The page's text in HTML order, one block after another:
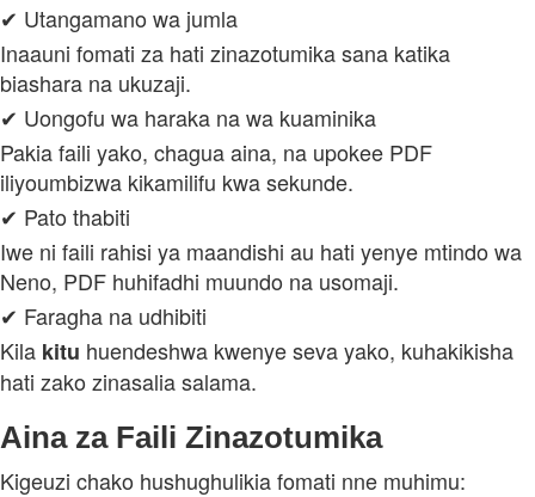
✔ Utangamano wa jumla
Inaauni fomati za hati zinazotumika sana katika
biashara na ukuzaji.
✔ Uongofu wa haraka na wa kuaminika
Pakia faili yako, chagua aina, na upokee PDF
iliyoumbizwa kikamilifu kwa sekunde.
✔ Pato thabiti
Iwe ni faili rahisi ya maandishi au hati yenye mtindo wa
Neno, PDF huhifadhi muundo na usomaji.
✔ Faragha na udhibiti
Kila kitu huendeshwa kwenye seva yako, kuhakikisha
hati zako zinasalia salama.
Aina za Faili Zinazotumika
Kigeuzi chako hushughulikia fomati nne muhimu: